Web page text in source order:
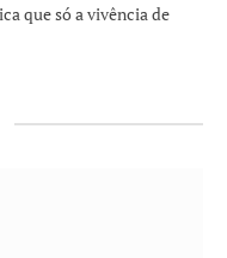
que só a vivência de